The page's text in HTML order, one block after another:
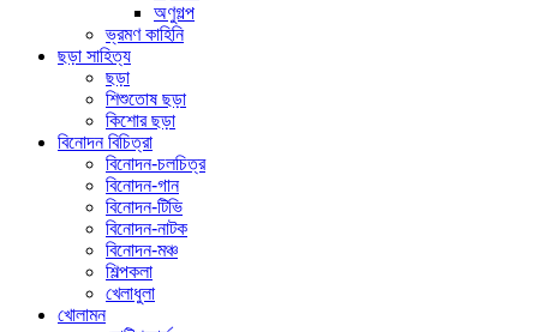
অণুগল্প
ভ্রমণ কাহিনি
ছড়া সাহিত্য
ছড়া
শিশুতোষ ছড়া
কিশোর ছড়া
বিনোদন বিচিত্রা
বিনোদন-চলচিত্র
বিনোদন-গান
বিনোদন-টিভি
বিনোদন-নাটক
বিনোদন-মঞ্চ
শিল্পকলা
খেলাধুলা
খোলামন